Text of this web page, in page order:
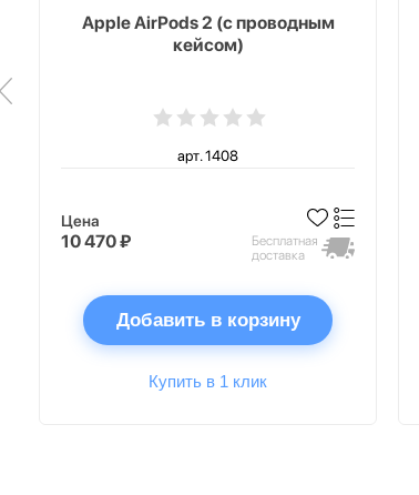
Apple AirPods 2 (с проводным
кейсом)
арт. 1408
Цена
10 470 ₽
Бесплатная
доставка
Добавить в корзину
Купить в 1 клик